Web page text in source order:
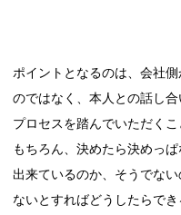
ポイントとなるのは、会社
のではなく、本人との話し
プロセスを踏んでいただくこ
もちろん、決めたら決めっ
出来ているのか、そうでな
ないとすればどうしたらで